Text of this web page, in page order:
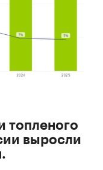
топленого
выросли